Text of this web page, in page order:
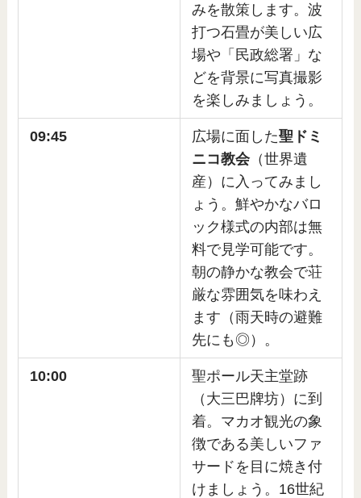
みを散策します。波
打つ石畳が美しい広
場や「民政総署」な
どを背景に写真撮影
を楽しみましょう。
09:45 広場に面した聖ドミ
ニコ教会（世界遺
産）に入ってみまし
ょう。鮮やかなバロ
ック様式の内部は無
料で見学可能です。
朝の静かな教会で荘
厳な雰囲気を味わえ
ます（雨天時の避難
先にも◎）。
10:00
聖ポール天主堂跡
（大三巴牌坊）に到
着。マカオ観光の象
徴である美しいファ
サードを目に焼き付
けましょう。16世紀